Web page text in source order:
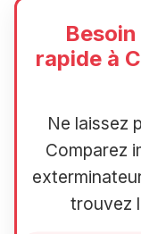
rapide à
Ne laissez
Comparez
trouvez